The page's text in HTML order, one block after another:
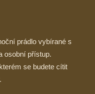
prádlo vybírané s
osobní přístup.
se budete cítit